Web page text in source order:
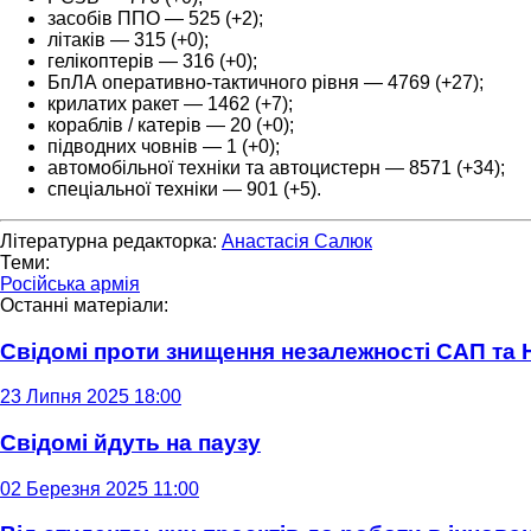
засобів ППО — 525 (+2);
літаків — 315 (+0);
гелікоптерів — 316 (+0);
БпЛА оперативно-тактичного рівня — 4769 (+27);
крилатих ракет — 1462 (+7);
кораблів / катерів — 20 (+0);
підводних човнів — 1 (+0);
автомобільної техніки та автоцистерн — 8571 (+34);
спеціальної техніки — 901 (+5).
Літературна редакторка: Анастасія Салюк
Теми:
Російська армія
Останні матеріали:
Свідомі проти знищення незалежності САП та
23 Липня 2025 18:00
Свідомі йдуть на паузу
02 Березня 2025 11:00